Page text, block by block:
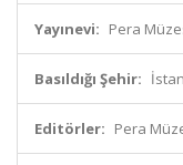
Yayınevi: Pera
Basıldığı Şehir:
Editörler: Pera